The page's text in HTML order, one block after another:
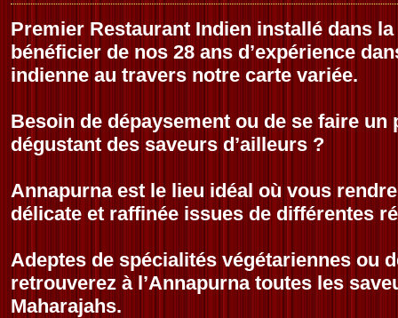
Premier Restaurant Indien installé dans
bénéficier de nos 28 ans d’expérience
indienne au travers notre carte variée.
Besoin de dépaysement ou de se faire
dégustant des saveurs d’ailleurs ?
Annapurna est le lieu idéal où vous
délicate et raffinée issues de différentes
Adeptes de spécialités végétariennes ou
retrouverez à l’Annapurna toutes les
Maharajahs.